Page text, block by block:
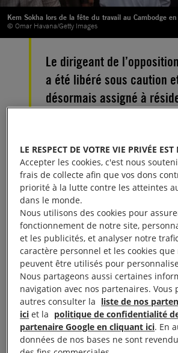
Kem Sokha lors de la fête du travail au Cambodge
© Omar Havana/Getty Images
Le dirigeant de
a été libéré sous caution
désormais assigné à
Kem Sokha aurait été arrêté en
filmé en vidéo qu’il a prononcé
d’accueil des migrants
enAustralie, trois ans auparavant.
publiée sur Facebook, Kem Sokha
reçu des conseils pour fonder un
politique de la part d’universitaires
d’autres experts. Le
pris cela comme la preuve qu’il
révolution de couleur » soutenue
À lire aussi : Tep Vanny enfin libre !
LE RESPECT DE VOTRE VIE PRIVÉE
Accepter les cookies, c'est nous
frais de collecte afin que vos dons
priorité à la lutte contre les atteintes
dans le monde.
Nous utilisons des cookies pour
fonctionnement de notre site,
et les publicités, et analyser notre
caractère personnel et les cookies que
peuvent être utilisés pour
Nous partageons aussi certaines
navigation avec nos partenaires. Vous
autres consulter la liste de nos
ici et la politique de confidentialité
partenaire Google en cliquant ici. En
données de nos bases ne sont